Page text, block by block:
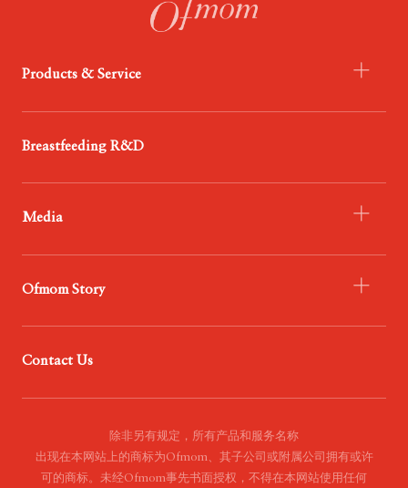
Products & Service
- Probiotics
- Service
Breastfeeding R&D
Media
- Trend News Center
Ofmom Story
- 品牌价值观
Contact Us
除非另有规定，所有产品和服务名称
出现在本网站上的商标为Ofmom、其子公司或附属公司拥有或许
可的商标。未经Ofmom事先书面授权，不得在本网站使用任何